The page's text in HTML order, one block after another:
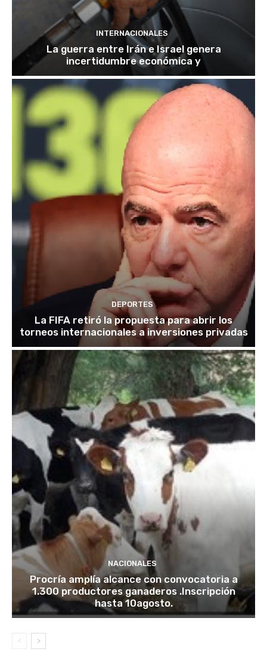
INTERNACIONALES
La guerra entre Irán e Israel genera
incertidumbre económica y
DEPORTES
La FIFA retiró la propuesta para abrir los
torneos internacionales a inversiones privadas
NACIONALES
Procría amplía alcance con convocatoria a
1.300 productores ganaderos .Inscripción
hasta 10agosto.